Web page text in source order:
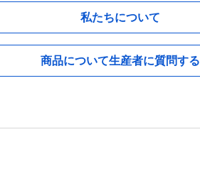
私たちについて
商品について生産者に質問する